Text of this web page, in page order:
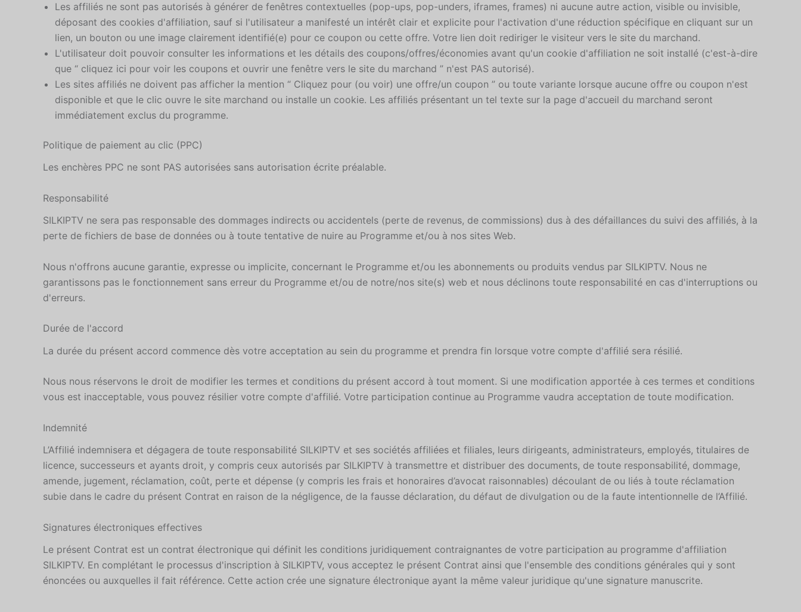
Les affiliés ne sont pas autorisés à générer de fenêtres contextuelles (pop-ups, pop-unders, iframes, frames) ni aucune autre action, visible ou invisible,
déposant des cookies d'affiliation, sauf si l'utilisateur a manifesté un intérêt clair et explicite pour l'activation d'une réduction spécifique en cliquant sur un
lien, un bouton ou une image clairement identifié(e) pour ce coupon ou cette offre. Votre lien doit rediriger le visiteur vers le site du marchand.
L'utilisateur doit pouvoir consulter les informations et les détails des coupons/offres/économies avant qu'un cookie d'affiliation ne soit installé (c'est-à-dire
que “ cliquez ici pour voir les coupons et ouvrir une fenêtre vers le site du marchand ” n'est PAS autorisé).
Les sites affiliés ne doivent pas afficher la mention “ Cliquez pour (ou voir) une offre/un coupon ” ou toute variante lorsque aucune offre ou coupon n'est
disponible et que le clic ouvre le site marchand ou installe un cookie. Les affiliés présentant un tel texte sur la page d'accueil du marchand seront
immédiatement exclus du programme.
Politique de paiement au clic (PPC)
Les enchères PPC ne sont PAS autorisées sans autorisation écrite préalable.
Responsabilité
SILKIPTV ne sera pas responsable des dommages indirects ou accidentels (perte de revenus, de commissions) dus à des défaillances du suivi des affiliés, à la
perte de fichiers de base de données ou à toute tentative de nuire au Programme et/ou à nos sites Web.
Nous n'offrons aucune garantie, expresse ou implicite, concernant le Programme et/ou les abonnements ou produits vendus par SILKIPTV. Nous ne
garantissons pas le fonctionnement sans erreur du Programme et/ou de notre/nos site(s) web et nous déclinons toute responsabilité en cas d'interruptions ou
d'erreurs.
Durée de l'accord
La durée du présent accord commence dès votre acceptation au sein du programme et prendra fin lorsque votre compte d'affilié sera résilié.
Nous nous réservons le droit de modifier les termes et conditions du présent accord à tout moment. Si une modification apportée à ces termes et conditions
vous est inacceptable, vous pouvez résilier votre compte d'affilié. Votre participation continue au Programme vaudra acceptation de toute modification.
Indemnité
L’Affilié indemnisera et dégagera de toute responsabilité SILKIPTV et ses sociétés affiliées et filiales, leurs dirigeants, administrateurs, employés, titulaires de
licence, successeurs et ayants droit, y compris ceux autorisés par SILKIPTV à transmettre et distribuer des documents, de toute responsabilité, dommage,
amende, jugement, réclamation, coût, perte et dépense (y compris les frais et honoraires d’avocat raisonnables) découlant de ou liés à toute réclamation
subie dans le cadre du présent Contrat en raison de la négligence, de la fausse déclaration, du défaut de divulgation ou de la faute intentionnelle de l’Affilié.
Signatures électroniques effectives
Le présent Contrat est un contrat électronique qui définit les conditions juridiquement contraignantes de votre participation au programme d'affiliation
SILKIPTV. En complétant le processus d'inscription à SILKIPTV, vous acceptez le présent Contrat ainsi que l'ensemble des conditions générales qui y sont
énoncées ou auxquelles il fait référence. Cette action crée une signature électronique ayant la même valeur juridique qu'une signature manuscrite.